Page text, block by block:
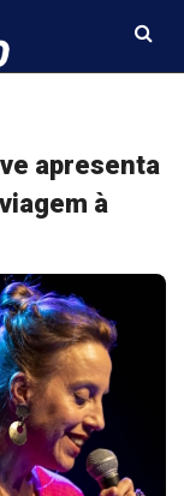
apresenta
à